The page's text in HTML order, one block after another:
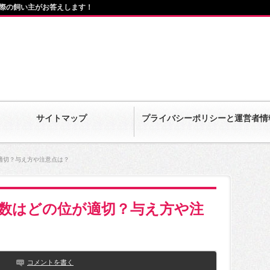
サイトマップ プライバシーポリシーと運営者情
の飼い主がお答えします！
？与え方や注意点は？
はどの位が適切？与え方や注
コメントを書く